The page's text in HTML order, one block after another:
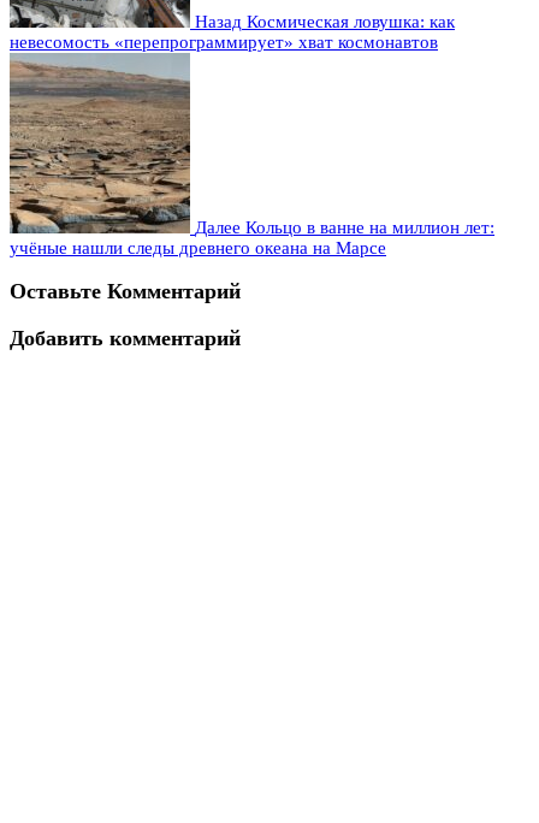
Назад Космическая ловушка: как
невесомость «перепрограммирует» хват космонавтов
Далее Кольцо в ванне на миллион лет:
учёные нашли следы древнего океана на Марсе
Оставьте Комментарий
Добавить комментарий